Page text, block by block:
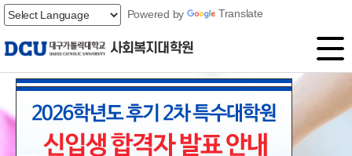
사회복지대학원
Powered by Translate
'미래 100년ㆍ새로운 창학'
대구가톨릭대학교 사회복지대학원